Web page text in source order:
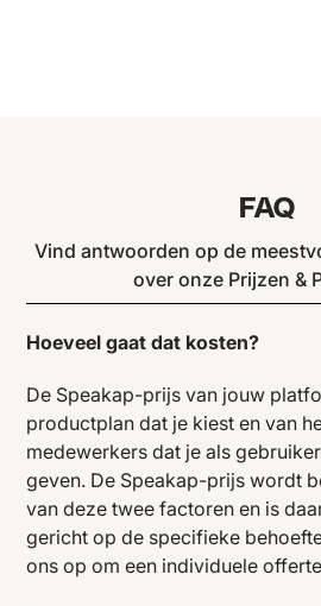
FAQ
Vind antwoorden op de
over onze Prijzen &
Hoeveel gaat dat kosten?
De Speakap-prijs van jouw
productplan dat je kiest en van
medewerkers dat je als
geven. De Speakap-prijs wordt
van deze twee factoren en is
gericht op de specifieke
ons op om een individuele